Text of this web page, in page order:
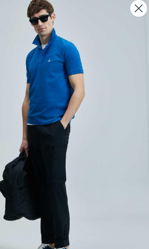
Ücretsiz Kargo
Yeni Ürün
Vade farksız 6
Taksit
LUFIAN
Lora Erkek Smart Gömlek